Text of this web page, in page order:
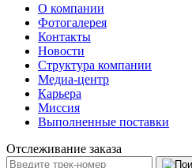
О компании
Фотогалерея
Контакты
Новости
Структура компании
Медиа-центр
Карьера
Миссия
Выполненные поставки
Отслеживание заказа